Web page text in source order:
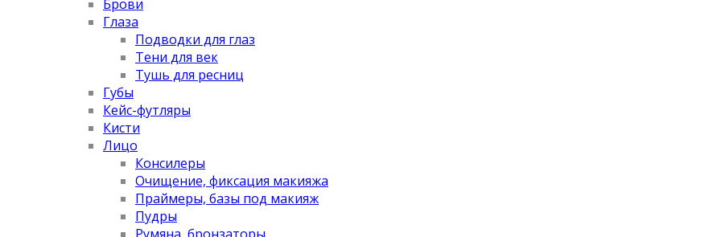
Брови
Глаза
Подводки для глаз
Тени для век
Тушь для ресниц
Губы
Кейс-футляры
Кисти
Лицо
Консилеры
Очищение, фиксация макияжа
Праймеры, базы под макияж
Пудры